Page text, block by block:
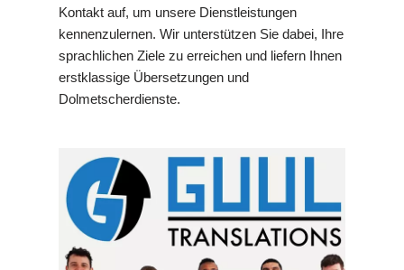
Kontakt auf, um unsere Dienstleistungen
kennenzulernen. Wir unterstützen Sie dabei, Ihre
sprachlichen Ziele zu erreichen und liefern Ihnen
erstklassige Übersetzungen und
Dolmetscherdienste.